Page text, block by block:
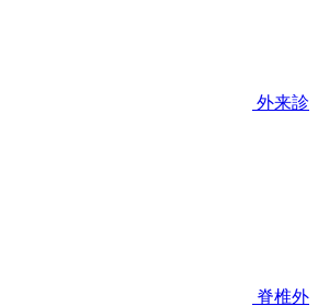
外来診
脊椎外